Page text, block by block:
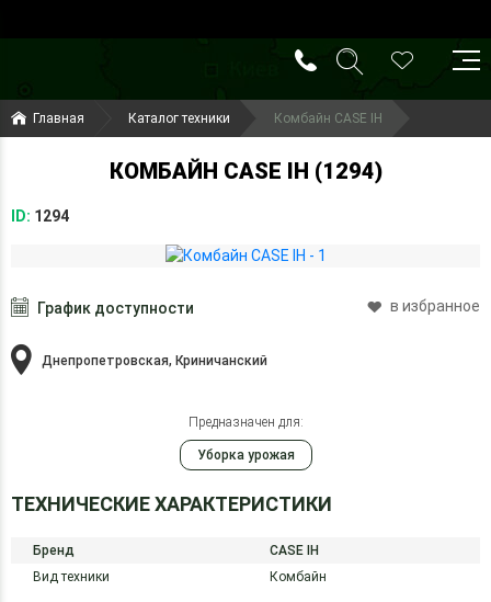
(099) 644-79-22
(050) 416-93-27
Главная Каталог техники Комбайн CASE IH
КОМБАЙН CASE IH (1294)
ID: 1294
График доступности в избранное
Днепропетровская, Криничанский
Предназначен для:
Уборка урожая
ТЕХНИЧЕСКИЕ ХАРАКТЕРИСТИКИ
Бренд
CASE IH
Вид техники
Комбайн